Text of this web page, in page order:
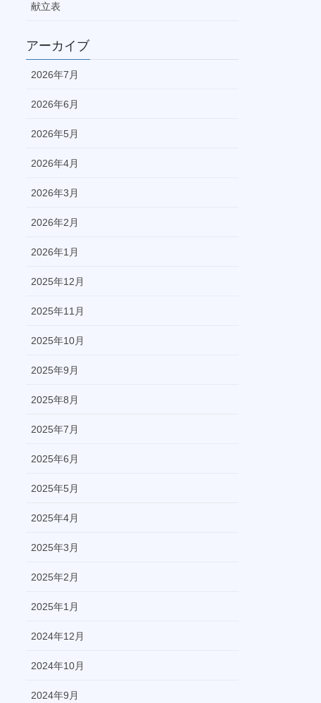
献立表
アーカイブ
2026年7月
2026年6月
2026年5月
2026年4月
2026年3月
2026年2月
2026年1月
2025年12月
2025年11月
2025年10月
2025年9月
2025年8月
2025年7月
2025年6月
2025年5月
2025年4月
2025年3月
2025年2月
2025年1月
2024年12月
2024年10月
2024年9月